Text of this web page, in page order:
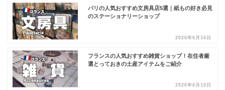
パリの人気おすすめ文房具店5選｜紙もの好き必見
のステーショナリーショップ
2026年6月16日
フランスの人気おすすめ雑貨ショップ！在住者厳
選とっておきの土産アイテムをご紹介
2026年6月10日